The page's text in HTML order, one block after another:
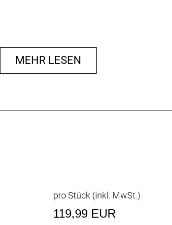
MEHR LESEN
pro Stück (inkl. MwSt.)
119,99 EUR